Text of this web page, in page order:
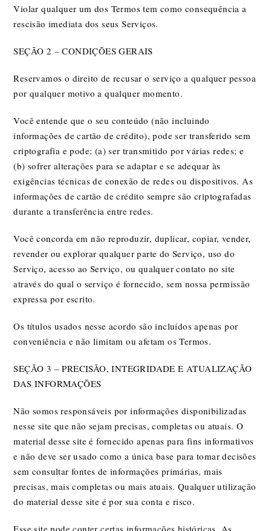
Violar qualquer um dos Termos tem como consequência a
rescisão imediata dos seus Serviços.
SEÇÃO 2 – CONDIÇÕES GERAIS
Reservamos o direito de recusar o serviço a qualquer pessoa
por qualquer motivo a qualquer momento.
Você entende que o seu conteúdo (não incluindo
informações de cartão de crédito), pode ser transferido sem
criptografia e pode: (a) ser transmitido por várias redes; e
(b) sofrer alterações para se adaptar e se adequar às
exigências técnicas de conexão de redes ou dispositivos. As
informações de cartão de crédito sempre são criptografadas
durante a transferência entre redes.
Você concorda em não reproduzir, duplicar, copiar, vender,
revender ou explorar qualquer parte do Serviço, uso do
Serviço, acesso ao Serviço, ou qualquer contato no site
através do qual o serviço é fornecido, sem nossa permissão
expressa por escrito.
Os títulos usados nesse acordo são incluídos apenas por
conveniência e não limitam ou afetam os Termos.
SEÇÃO 3 – PRECISÃO, INTEGRIDADE E ATUALIZAÇÃO
DAS INFORMAÇÕES
Não somos responsáveis por informações disponibilizadas
nesse site que não sejam precisas, completas ou atuais. O
material desse site é fornecido apenas para fins informativos
e não deve ser usado como a única base para tomar decisões
sem consultar fontes de informações primárias, mais
precisas, mais completas ou mais atuais. Qualquer utilização
do material desse site é por sua conta e risco.